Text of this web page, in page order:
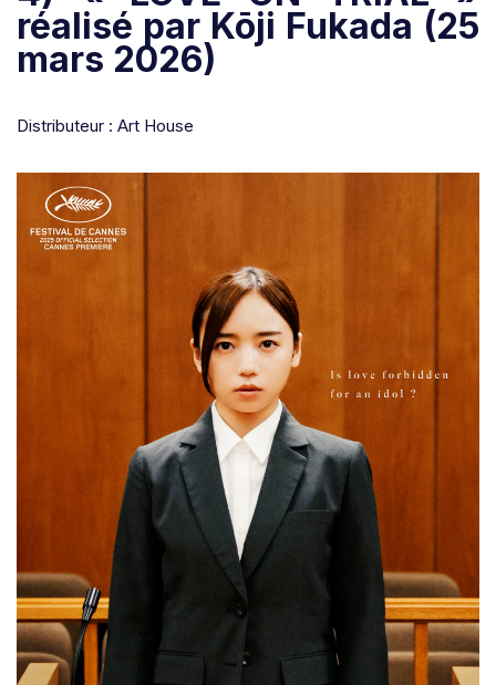
réalisé par Kōji Fukada (25
mars 2026)
Distributeur : Art House